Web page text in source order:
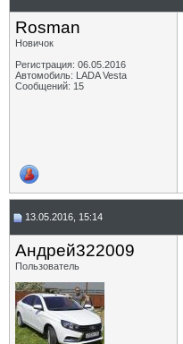
Rosman
Новичок
Регистрация: 06.05.2016
Автомобиль: LADA Vesta
Сообщений: 15
13.05.2016, 15:14
Андрей322009
Пользователь